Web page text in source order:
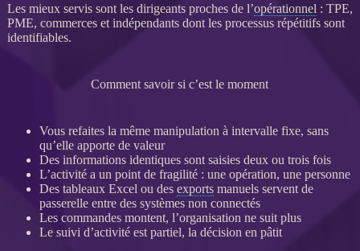
Les mieux servis sont les dirigeants proches de l’opérationnel : TPE,
PME, commerces et indépendants dont les processusrépétitifs sont
identifiables.
Comment savoir si c’est le moment
Vous refaites la même manipulation à intervalle fixe, sans
qu’elle apporte de valeur
Des informations identiques sont saisies deux ou trois fois
L’activité a un point de fragilité : une opération, une personne
Des tableaux Excel ou des exportsmanuels servent de
passerelle entre des systèmes non connectés
Les commandes montent, l’organisation ne suit plus
Le suivi d’activité est partiel, la décision en pâtit